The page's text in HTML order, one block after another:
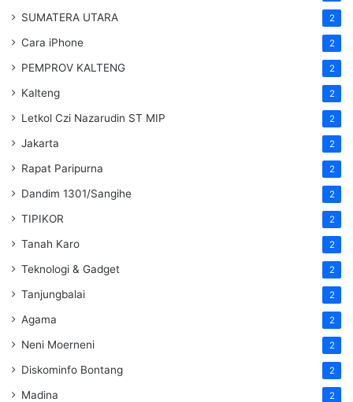
SUMATERA UTARA 2
Cara iPhone 2
PEMPROV KALTENG 2
Kalteng 2
Letkol Czi Nazarudin ST MIP 2
Jakarta 2
Rapat Paripurna 2
Dandim 1301/Sangihe 2
TIPIKOR 2
Tanah Karo 2
Teknologi & Gadget 2
Tanjungbalai 2
Agama 2
Neni Moerneni 2
Diskominfo Bontang 2
Madina 2